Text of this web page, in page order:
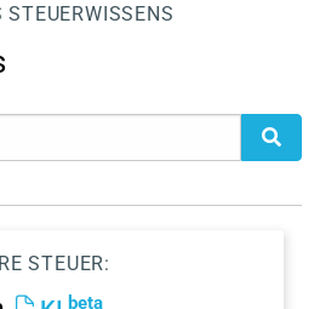
STEUER:
beta